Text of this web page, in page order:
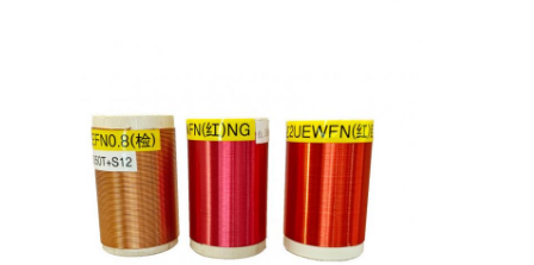
Домой
Продукция
VR Шоу